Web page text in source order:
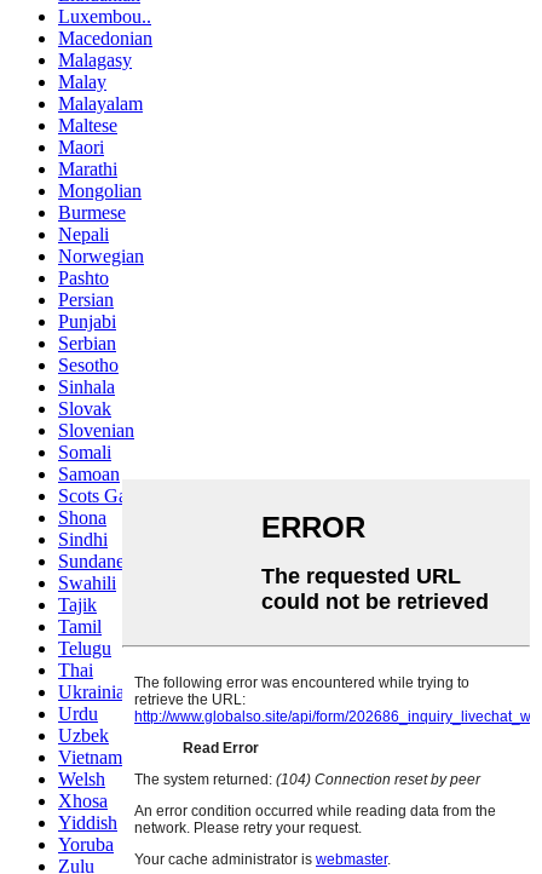
Luxembou..
Macedonian
Malagasy
Malay
Malayalam
Maltese
Maori
Marathi
Mongolian
Burmese
Nepali
Norwegian
Pashto
Persian
Punjabi
Serbian
Sesotho
Sinhala
Slovak
Slovenian
Somali
Samoan
Scots Gaelic
Shona
Sindhi
Sundanese
Swahili
Tajik
Tamil
Telugu
Thai
Ukrainian
Urdu
Uzbek
Vietnamese
Welsh
Xhosa
Yiddish
Yoruba
Zulu